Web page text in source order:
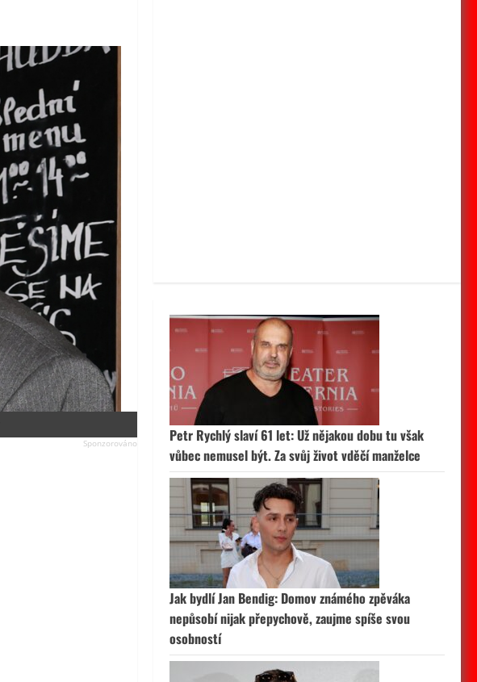
Petr Rychlý slaví 61 let: Už nějakou dobu tu však
vůbec nemusel být. Za svůj život vděčí manželce
Jak bydlí Jan Bendig: Domov známého zpěváka
nepůsobí nijak přepychově, zaujme spíše svou
osobností